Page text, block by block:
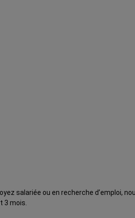
salariée ou en recherche d’emploi,
3 mois.